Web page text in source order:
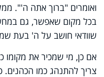
ואומרים "ברוך אתה ה'".
בכל מקום שאפשר, גם
שוודאי חושב על ה' בעת
אם כן, מי שמכיר את מקומו
צריך להתנהג כמו